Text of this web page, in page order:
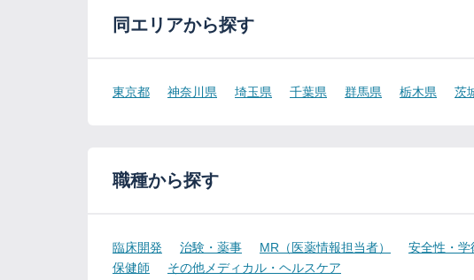
同エリアから探す
東京都 神奈川県 埼玉県 千葉県 群馬県 栃木県 茨
職種から探す
臨床開発 治験・薬事 MR（医薬情報担当者） 安全性・学
保健師
その他メディカル・ヘルスケア